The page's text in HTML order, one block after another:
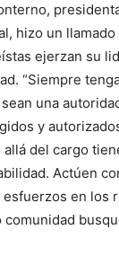
hizo un
ejerzan su
“Siempre
una
y
del cargo
Actúen
en los